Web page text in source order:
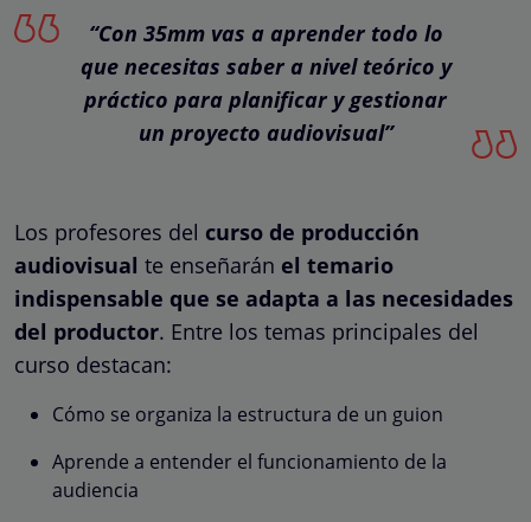
“Con 35mm vas a aprender todo lo
que necesitas saber a nivel teórico y
práctico para planificar y gestionar
un proyecto audiovisual”
Los profesores del curso de producción
audiovisual te enseñarán el temario
indispensable que se adapta a las necesidades
del productor. Entre los temas principales del
curso destacan:
Cómo se organiza la estructura de un guion
Aprende a entender el funcionamiento de la
audiencia